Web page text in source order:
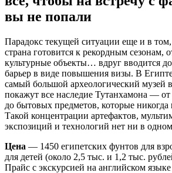
вы не попали
Парадокс текущей ситуации еще и в том,
страна готовится к рекордным сезонам,
культурные объекты… вдруг вводится
барьер в виде повышения визы. В
самый большой археологический музей
покажут все наследие Тутанхамона — от
до бытовых предметов, которые
Такой концентрации артефактов,
экспозиций и технологий нет ни в
Цена — 1450 египетских фунтов для
для детей (около 2,5 тыс. и 1,2 тыс.
Прайс с экскурсией на английском